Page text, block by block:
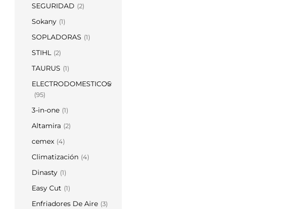
SEGURIDAD (2)
Sokany (1)
SOPLADORAS (1)
STIHL (2)
TAURUS (1)
ELECTRODOMESTICOS
(95)
3-in-one (1)
Altamira (2)
cemex (4)
Climatización (4)
Dinasty (1)
Easy Cut (1)
Enfriadores De Aire (3)